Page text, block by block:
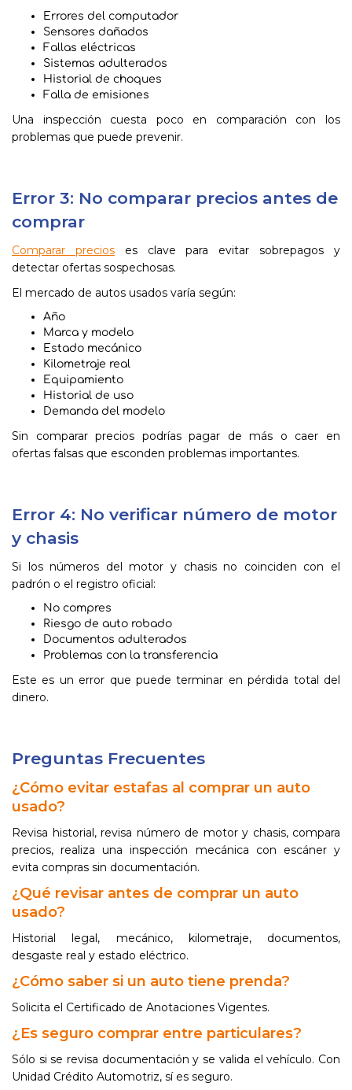
Errores del computador
Sensores dañados
Fallas eléctricas
Sistemas adulterados
Historial de choques
Falla de emisiones
Una inspección cuesta poco en comparación con los
problemas que puede prevenir.
Error 3: No comparar precios antes de
comprar
Comparar precioses clave para evitar sobrepagos y
detectar ofertas sospechosas.
El mercado de autos usados varía según:
Año
Marca y modelo
Estado mecánico
Kilometraje real
Equipamiento
Historial de uso
Demanda del modelo
Sin comparar precios podrías pagar de más o caer en
ofertas falsas que esconden problemas importantes.
Error 4: No verificar número de motor
y chasis
Si los números del motor y chasis no coinciden con el
padrón o el registro oficial:
No compres
Riesgo de auto robado
Documentos adulterados
Problemas con la transferencia
Este es un error que puede terminar en pérdida total del
dinero.
Preguntas Frecuentes
¿Cómo evitar estafas al comprar un auto
usado?
Revisa historial, revisa número de motor y chasis, compara
precios, realiza una inspección mecánica con escáner y
evita compras sin documentación.
¿Qué revisar antes de comprar un auto
usado?
Historial legal, mecánico, kilometraje, documentos,
desgaste real y estado eléctrico.
¿Cómo saber si un auto tiene prenda?
Solicita el Certificado de Anotaciones Vigentes.
¿Es seguro comprar entre particulares?
Sólo si se revisa documentación y se valida el vehículo. Con
Unidad Crédito Automotriz, sí es seguro.